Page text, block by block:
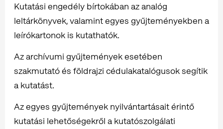
Kutatási engedély bírtokában az analóg
leltárkönyvek, valamint egyes gyűjteményekben a
leírókartonok is kutathatók.
Az archívumi gyűjtemények esetében
szakmutató és földrajzi cédulakatalógusok segítik
a kutatást.
Az egyes gyűjtemények nyilvántartásait érintő
kutatási lehetőségekről a kutatószolgálati